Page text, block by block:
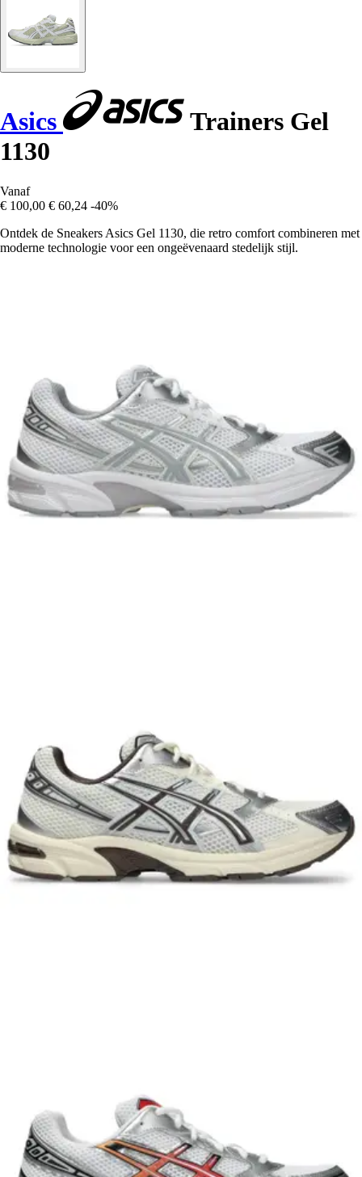
Asics
Trainers Gel
1130
Vanaf
€ 100,00 € 60,24 -40%
Ontdek de Sneakers Asics Gel 1130, die retro comfort combineren met
moderne technologie voor een ongeëvenaard stedelijk stijl.